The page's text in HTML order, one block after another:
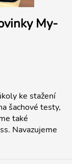
My-
ke stažení
šachové testy,
také
Navazujeme